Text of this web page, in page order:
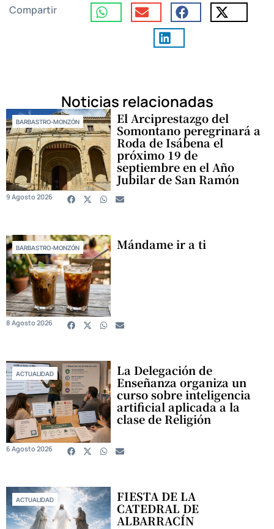
Compartir
Noticias relacionadas
BARBASTRO-MONZÓN El Arciprestazgo del
Somontano peregrinará a
Roda de Isábena el
próximo 19 de
septiembre en el Año
Jubilar de San Ramón
9 Agosto 2026
BARBASTRO-MONZÓN Mándame ir a ti
8 Agosto 2026
ACTUALIDAD La Delegación de
Enseñanza organiza un
curso sobre inteligencia
artificial aplicada a la
clase de Religión
6 Agosto 2026
ACTUALIDAD FIESTA DE LA
CATEDRAL DE
ALBARRACÍN